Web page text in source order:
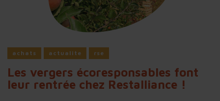
achats actualite rse
Les vergers écoresponsables font
leur rentrée chez Restalliance !